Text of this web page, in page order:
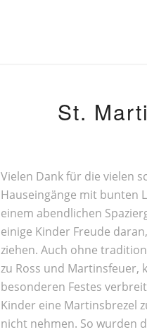
St.
Vielen Dank für die vielen
Hauseingänge mit bunten
einem abendlichen
einige Kinder Freude
ziehen. Auch ohne
zu Ross und Martinsfeuer,
besonderen Festes
Kinder eine Martinsbrezel
nicht nehmen. So wurden